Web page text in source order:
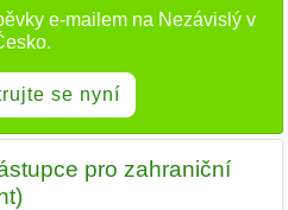
e-mailem na Nezávislý v
se nyní
pro zahraniční